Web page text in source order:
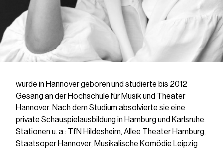
wurde in Hannover geboren und studierte bis 2012
Gesang an der Hochschule für Musik und Theater
Hannover. Nach dem Studium absolvierte sie eine
private Schauspielausbildung in Hamburg und Karlsruhe.
Stationen u. a.: TfN Hildesheim, Allee Theater Hamburg,
Staatsoper Hannover, Musikalische Komödie Leipzig